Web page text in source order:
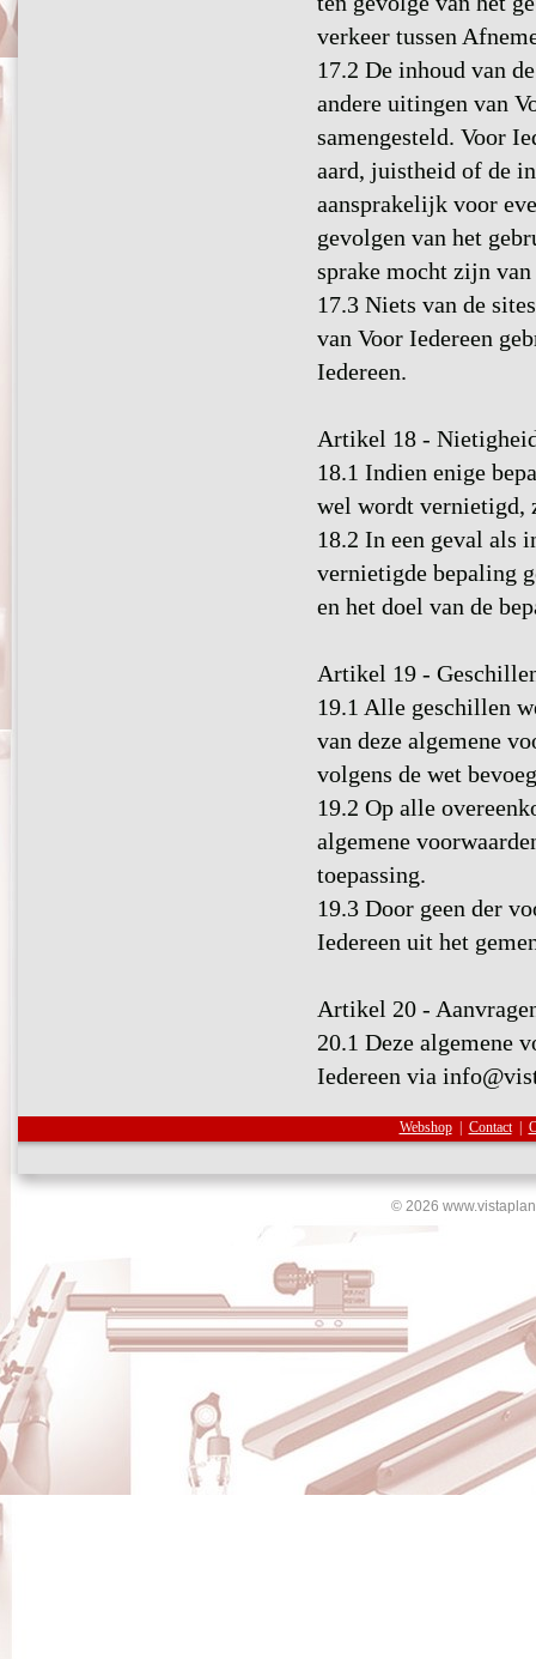
verkeer tussen
17.2 De inhoud van
andere uitingen van
samengesteld. Voor
aard, juistheid of de
aansprakelijk voor
gevolgen van het
sprake mocht zijn
17.3 Niets van de
van Voor Iedereen
Iedereen.
Artikel 18 -
18.1 Indien enige
wel wordt vernietigd,
18.2 In een geval als
vernietigde bepaling
en het doel van de
Artikel 19 -
19.1 Alle geschillen
van deze algemene
volgens de wet
19.2 Op alle
algemene
toepassing.
19.3 Door geen der
Iedereen uit het
Artikel 20 -
20.1 Deze algemene
Iedereen via
Webshop| Contact|
© 2026